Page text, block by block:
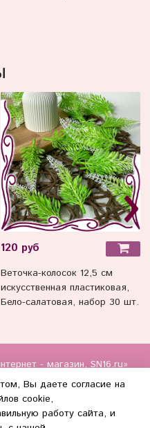
120 руб
Веточка-колосок 12,5 см
искусственная пластиковая,
Бело-салатовая, набор 30 шт.
- магазин, SN16.ru»
Контакты
Вы даете согласие на
cookie,
работу сайта, и